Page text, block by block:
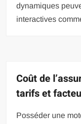
dynamiques
interactives
Coût de
tarifs et
Posséder une